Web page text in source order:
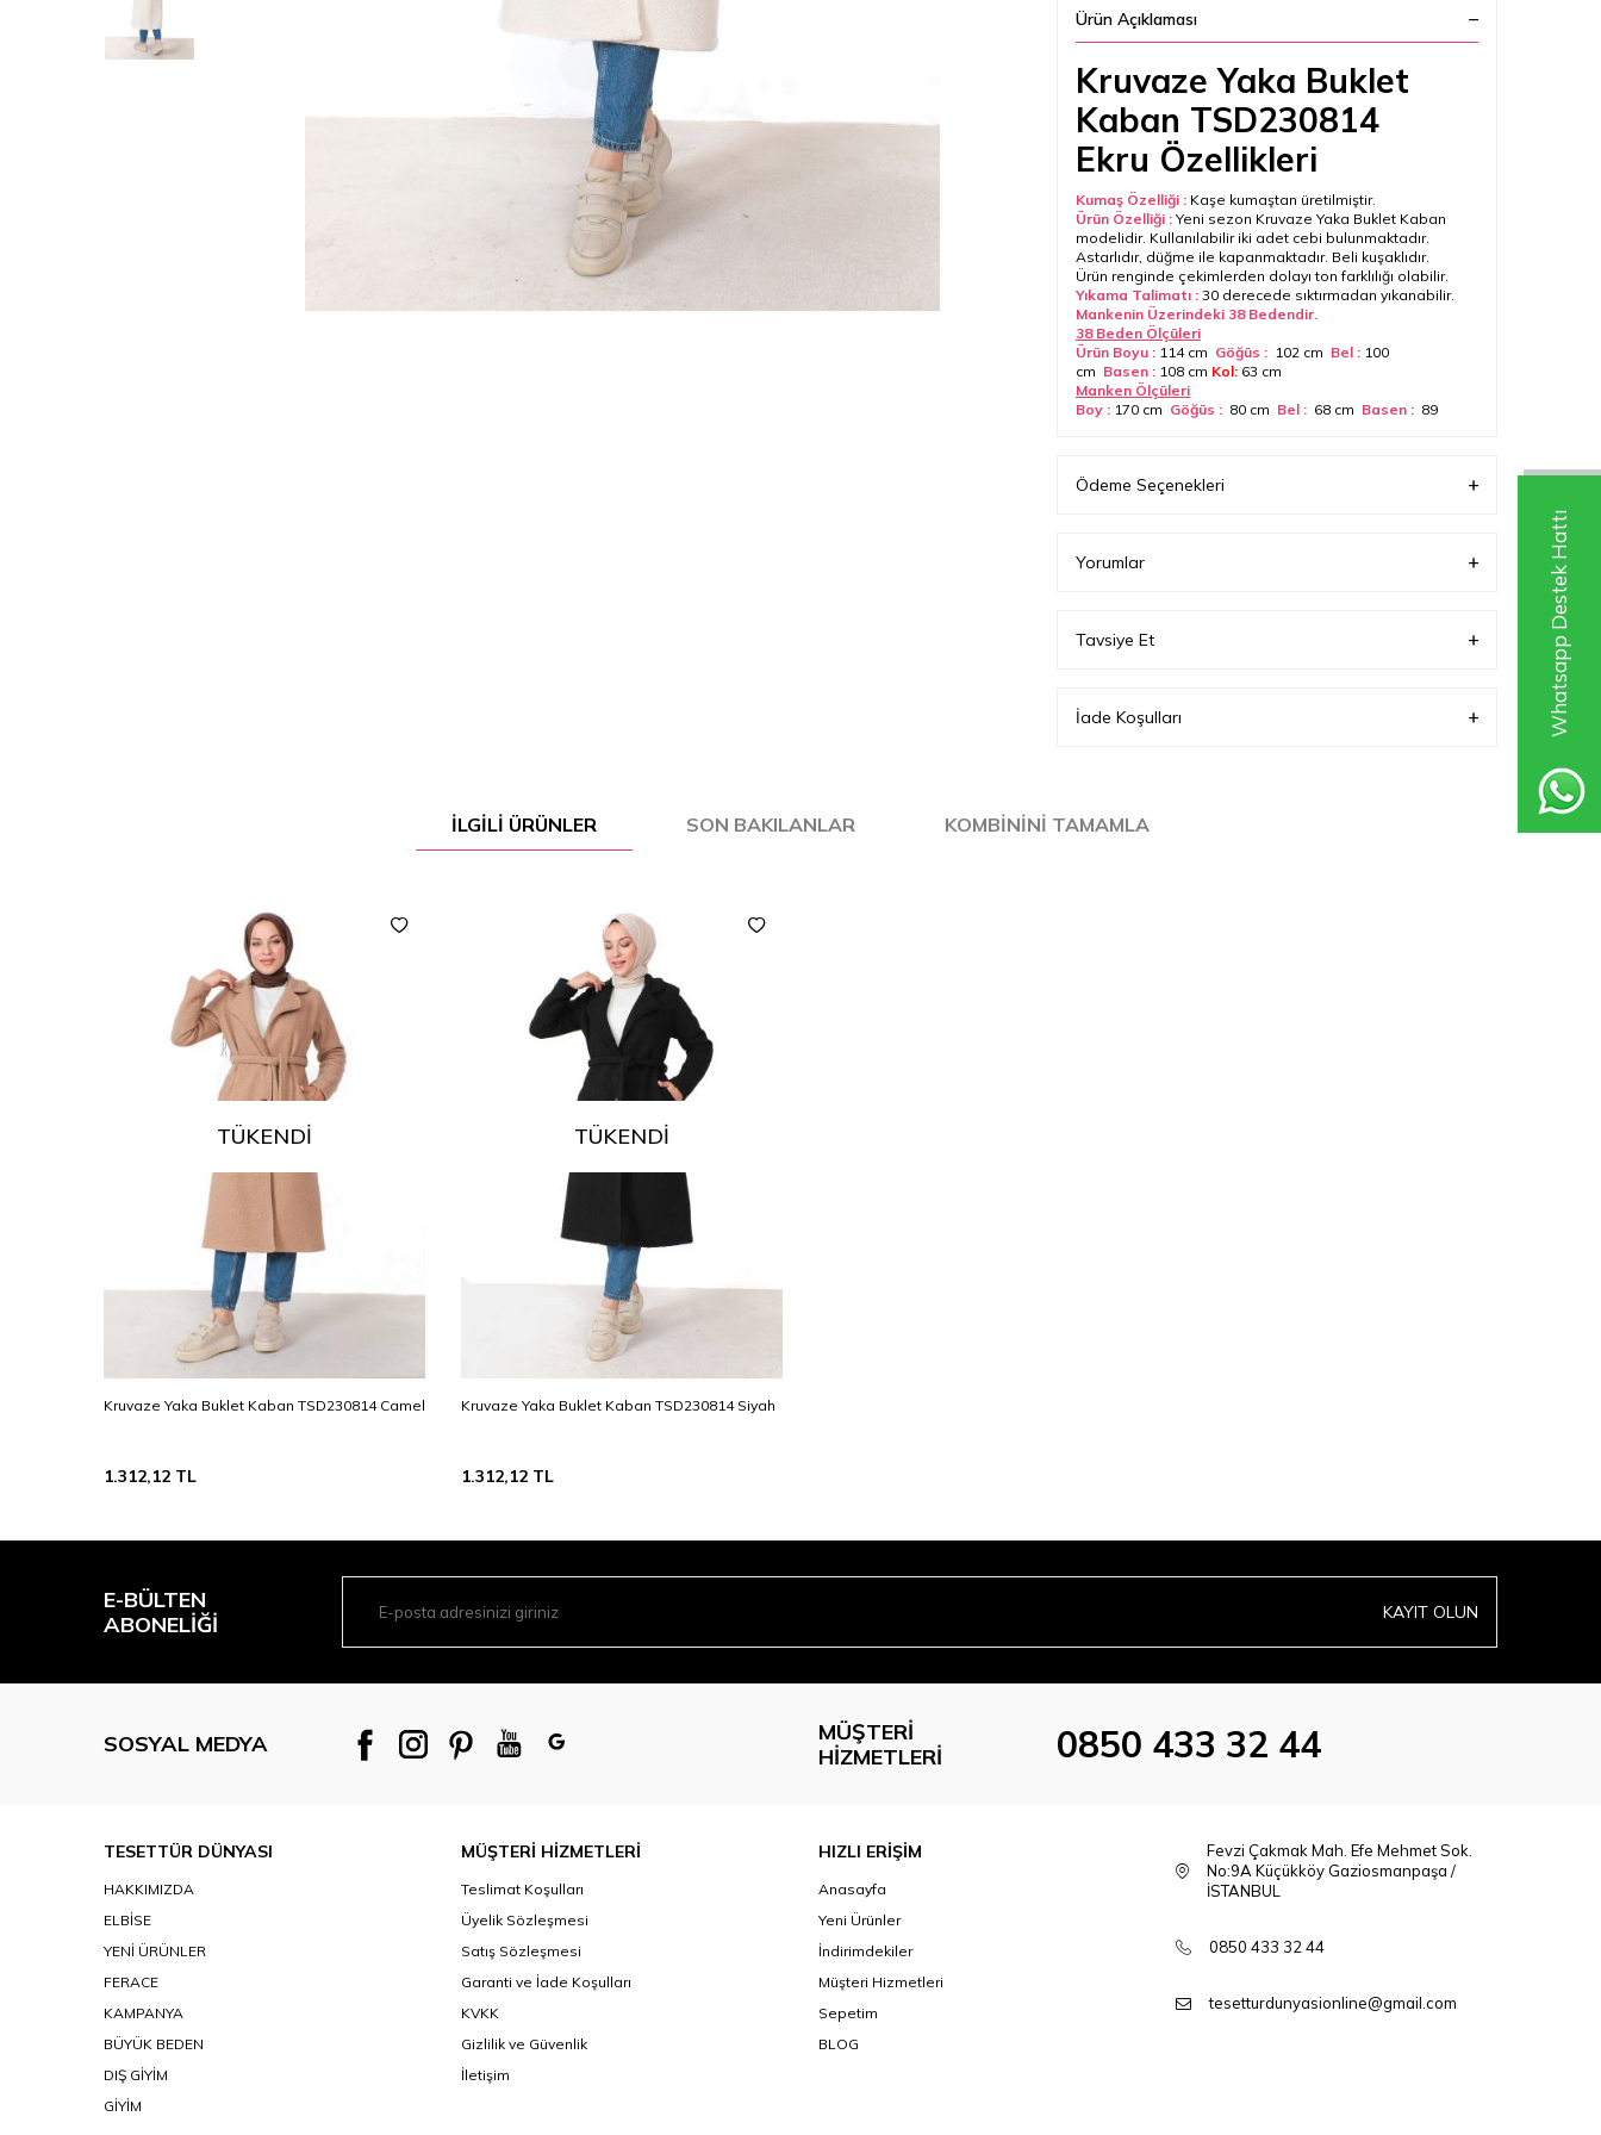
Whatsapp Destek Hattı
Ürün Açıklaması
Kruvaze Yaka Buklet
Kaban TSD230814
Ekru Özellikleri
Kumaş Özelliği : Kaşe kumaştan üretilmiştir.
Ürün Özelliği : Yeni sezon Kruvaze Yaka Buklet Kaban
modelidir. Kullanılabilir iki adet cebi bulunmaktadır.
Astarlıdır, düğme ile kapanmaktadır. Beli kuşaklıdır.
Ürün renginde çekimlerden dolayı ton farklılığı olabilir.
Yıkama Talimatı : 30 derecede sıktırmadan yıkanabilir.
Mankenin Üzerindeki 38 Bedendir.
38 Beden Ölçüleri
Ürün Boyu : 114 cm Göğüs : 102 cm Bel : 100
cm Basen : 108 cm Kol: 63 cm
Manken Ölçüleri
Boy : 170 cm Göğüs : 80 cm Bel : 68 cm Basen : 89
Ödeme Seçenekleri
Yorumlar
Tavsiye Et
İade Koşulları
İLGILI ÜRÜNLER SON BAKILANLAR KOMBININI TAMAMLA
TÜKENDI
Kruvaze Yaka Buklet Kaban TSD230814 Camel
1.312,12 TL
TÜKENDI
Kruvaze Yaka Buklet Kaban TSD230814 Siyah
1.312,12 TL
E-BÜLTEN
ABONELIĞI
KAYIT OLUN
SOSYAL MEDYA
MÜŞTERI
HIZMETLERI
0850 433 32 44
TESETTÜR DÜNYASI
HAKKIMIZDA
ELBİSE
YENİ ÜRÜNLER
FERACE
KAMPANYA
BÜYÜK BEDEN
DIŞ GİYİM
GİYİM
MÜŞTERİ HİZMETLERİ
Teslimat Koşulları
Üyelik Sözleşmesi
Satış Sözleşmesi
Garanti ve İade Koşulları
KVKK
Gizlilik ve Güvenlik
İletişim
HIZLI ERİŞİM
Anasayfa
Yeni Ürünler
İndirimdekiler
Müşteri Hizmetleri
Sepetim
BLOG
Fevzi Çakmak Mah. Efe Mehmet Sok.
No:9A Küçükköy Gaziosmanpaşa /
İSTANBUL
0850 433 32 44
tesetturdunyasionline@gmail.com